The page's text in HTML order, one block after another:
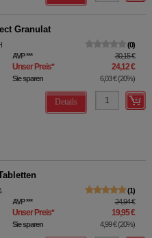
Granulat
0
AVP*** 30,15 €
Unser Preis* 24,12 €
Sie sparen 6,03 €(20%)
Details
1
AVP*** 24,94 €
Unser Preis* 19,95 €
Sie sparen 4,99 €(20%)